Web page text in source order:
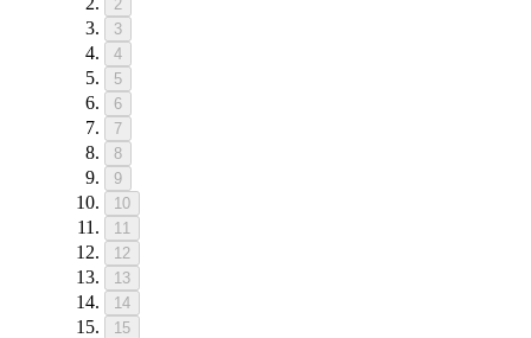
2
3
4
5
6
7
8
9
10
11
12
13
14
15